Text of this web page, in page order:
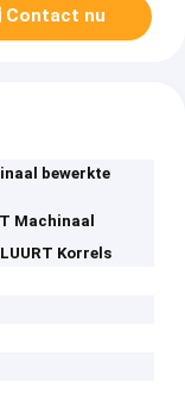
Contact nu
bewerkte
Machinaal
Korrels